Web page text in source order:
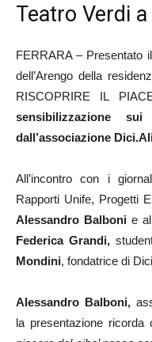
Teatro Verdi
FERRARA – Presentato
dell’Arengo della
RISCOPRIRE IL
sensibilizzazione
dall’associazione
All’incontro con i
Rapporti Unife, Progetti
Alessandro Balboni e
Federica Grandi,
Mondini, fondatrice di
Alessandro Balboni,
la presentazione